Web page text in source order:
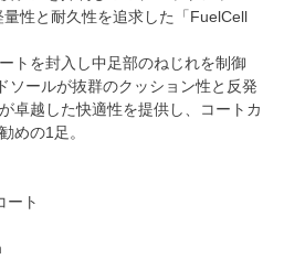
性と耐久性を追求した「FuelCell
トを封入し中足部のねじれを制御
ソールが抜群のクッション性と反発
卓越した快適性を提供し、コートカ
めの1足。
ート